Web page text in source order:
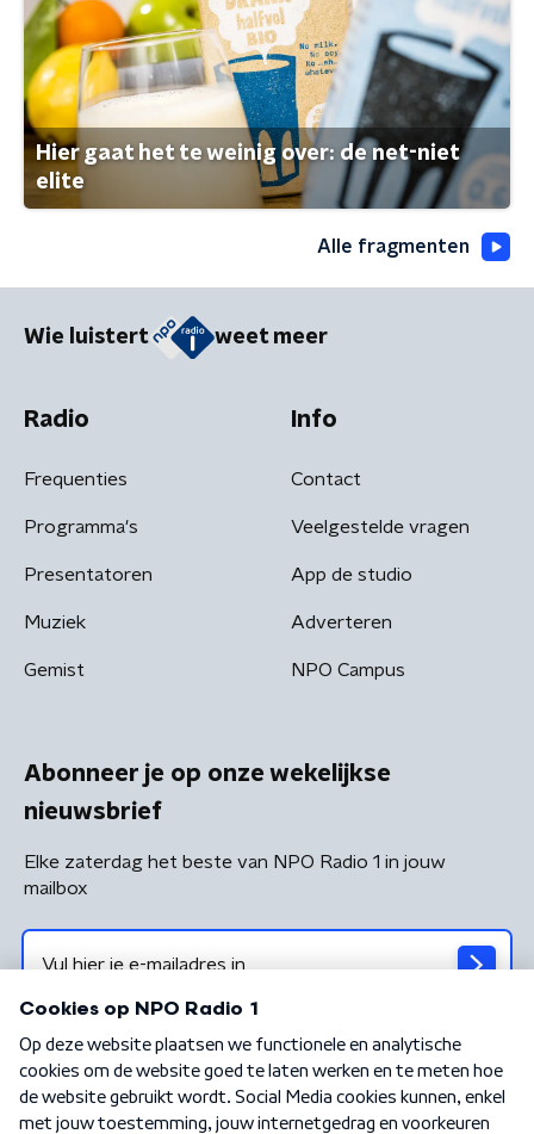
Hier gaat het te weinig over: de net-niet
elite
Alle fragmenten
Wie luistert weet meer
Radio
Frequenties
Programma's
Presentatoren
Muziek
Gemist
Info
Contact
Veelgestelde vragen
App de studio
Adverteren
NPO Campus
Abonneer je op onze wekelijkse
nieuwsbrief
Elke zaterdag het beste van NPO Radio 1 in jouw
mailbox
Algemene voorwaarden Privacybeleid